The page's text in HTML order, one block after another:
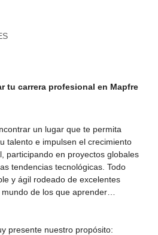
tu carrera profesional en Mapfre
un lugar que te permita
talento e impulsen el crecimiento
participando en proyectos globales
tendencias tecnológicas. Todo
y ágil rodeado de excelentes
de los que aprender…
presente nuestro propósito: